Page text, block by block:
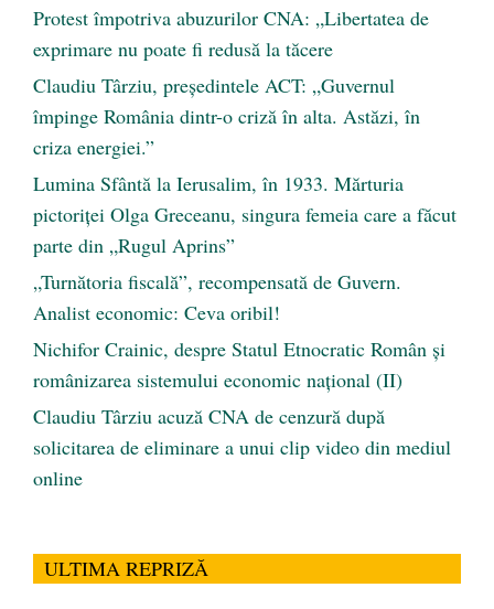
Protest împotriva abuzurilor CNA: „Libertatea de
exprimare nu poate fi redusă la tăcere
Claudiu Târziu, președintele ACT: „Guvernul
împinge România dintr-o criză în alta. Astăzi, în
criza energiei.”
Lumina Sfântă la Ierusalim, în 1933. Mărturia
pictoriței Olga Greceanu, singura femeia care a făcut
parte din „Rugul Aprins”
„Turnătoria fiscală”, recompensată de Guvern.
Analist economic: Ceva oribil!
Nichifor Crainic, despre Statul Etnocratic Român şi
românizarea sistemului economic naţional (II)
Claudiu Târziu acuză CNA de cenzură după
solicitarea de eliminare a unui clip video din mediul
online
ULTIMA REPRIZĂ